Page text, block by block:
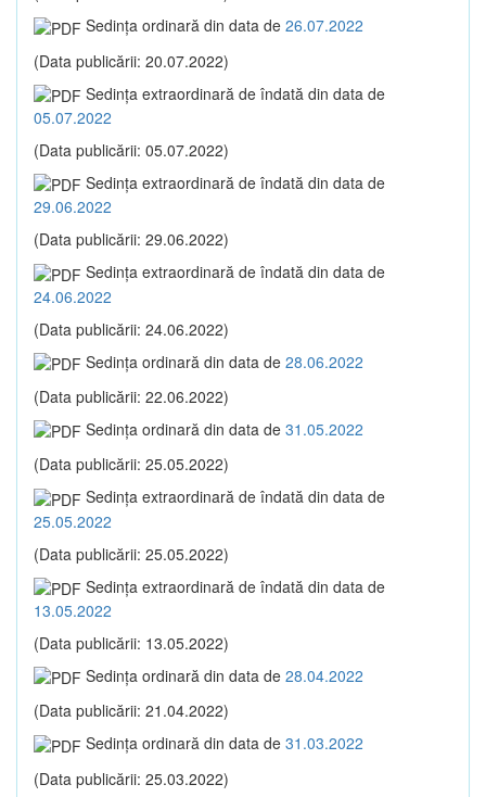
Sedinţa ordinară din data de 26.07.2022
(Data publicării: 20.07.2022)
Sedinţa extraordinară de îndată din data de
05.07.2022
(Data publicării: 05.07.2022)
Sedinţa extraordinară de îndată din data de
29.06.2022
(Data publicării: 29.06.2022)
Sedinţa extraordinară de îndată din data de
24.06.2022
(Data publicării: 24.06.2022)
Sedinţa ordinară din data de 28.06.2022
(Data publicării: 22.06.2022)
Sedinţa ordinară din data de 31.05.2022
(Data publicării: 25.05.2022)
Sedinţa extraordinară de îndată din data de
25.05.2022
(Data publicării: 25.05.2022)
Sedinţa extraordinară de îndată din data de
13.05.2022
(Data publicării: 13.05.2022)
Sedinţa ordinară din data de 28.04.2022
(Data publicării: 21.04.2022)
Sedinţa ordinară din data de 31.03.2022
(Data publicării: 25.03.2022)